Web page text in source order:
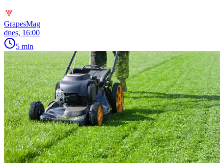
GrapesMag
dnes, 16:00
5 min